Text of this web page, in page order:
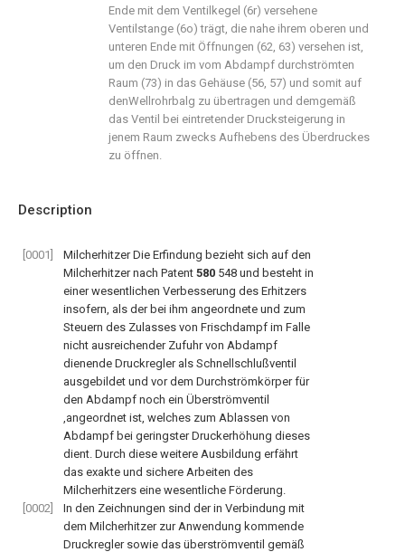
Description
[0001]
Milcherhitzer Die Erfindung bezieht sich auf den
Milcherhitzer nach Patent 580 548 und besteht in
einer wesentlichen Verbesserung des Erhitzers
insofern, als der bei ihm angeordnete und zum
Steuern des Zulasses von Frischdampf im Falle
nicht ausreichender Zufuhr von Abdampf
dienende Druckregler als Schnellschlußventil
ausgebildet und vor dem Durchströmkörper für
den Abdampf noch ein Überströmventil
,angeordnet ist, welches zum Ablassen von
Abdampf bei geringster Druckerhöhung dieses
dient. Durch diese weitere Ausbildung erfährt
das exakte und sichere Arbeiten des
Milcherhitzers eine wesentliche Förderung.
[0002]
In den Zeichnungen sind der in Verbindung mit
dem Milcherhitzer zur Anwendung kommende
Druckregler sowie das überströmventil gemäß
Ende mit dem Ventilkegel (6r) versehene
Ventilstange (6o) trägt, die nahe ihrem oberen und
unteren Ende mit Öffnungen (62, 63) versehen ist,
um den Druck im vom Abdampf durchströmten
Raum (73) in das Gehäuse (56, 57) und somit auf
denWellrohrbalg zu übertragen und demgemäß
das Ventil bei eintretender Drucksteigerung in
jenem Raum zwecks Aufhebens des Überdruckes
zu öffnen.